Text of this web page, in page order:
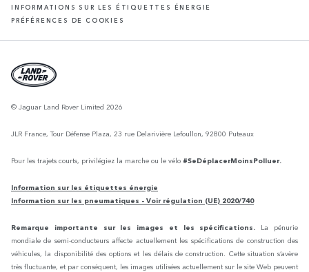
INFORMATIONS SUR LES ÉTIQUETTES ÉNERGIE
PRÉFÉRENCES DE COOKIES
© Jaguar Land Rover Limited 2026
JLR France, Tour Défense Plaza, 23 rue Delarivière Lefoullon, 92800 Puteaux
Pour les trajets courts, privilégiez la marche ou le vélo #SeDéplacerMoinsPolluer.
Information sur les étiquettes énergie
Information sur les pneumatiques - Voir régulation (UE) 2020/740
Remarque importante sur les images et les spécifications.
La pénurie
mondiale de semi-conducteurs affecte actuellement les spécifications de construction des
véhicules, la disponibilité des options et les délais de construction. Cette situation s’avère
très fluctuante, et par conséquent, les images utilisées actuellement sur le site Web peuvent